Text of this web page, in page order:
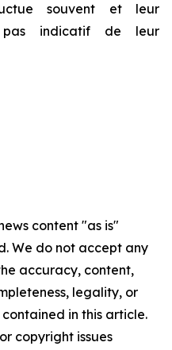
souvent et leur
pas indicatif de leur
content "as is"
We do not accept any
accuracy, content,
legality, or
in this article.
copyright issues